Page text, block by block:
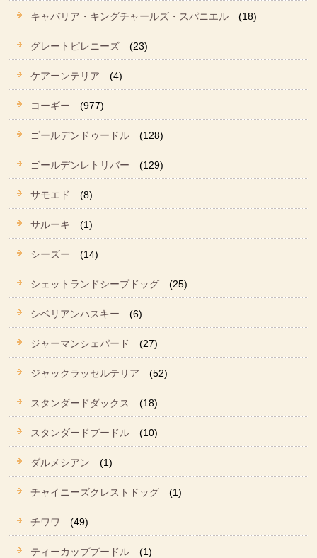
キャバリア・キングチャールズ・スパニエル (18)
グレートピレニーズ (23)
ケアーンテリア (4)
コーギー (977)
ゴールデンドゥードル (128)
ゴールデンレトリバー (129)
サモエド (8)
サルーキ (1)
シーズー (14)
シェットランドシープドッグ (25)
シベリアンハスキー (6)
ジャーマンシェパード (27)
ジャックラッセルテリア (52)
スタンダードダックス (18)
スタンダードプードル (10)
ダルメシアン (1)
チャイニーズクレストドッグ (1)
チワワ (49)
ティーカッププードル (1)